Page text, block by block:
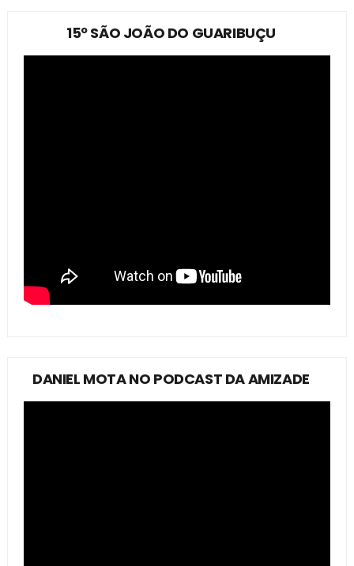
15º SÃO JOÃO DO GUARIBUÇU
DANIEL MOTA NO PODCAST DA AMIZADE